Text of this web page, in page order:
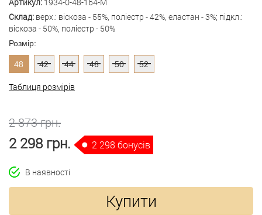
Артикул: 1934-0-48-164-M
Склад: верх.: віскоза - 55%, поліестр - 42%, еластан - 3%; підкл.:
віскоза - 50%, поліестр - 50%
Розмір:
48 42 44 46 50 52
Таблиця розмірів
2 873 грн.
2 298 грн. 2 298 бонусів
В наявності
Купити